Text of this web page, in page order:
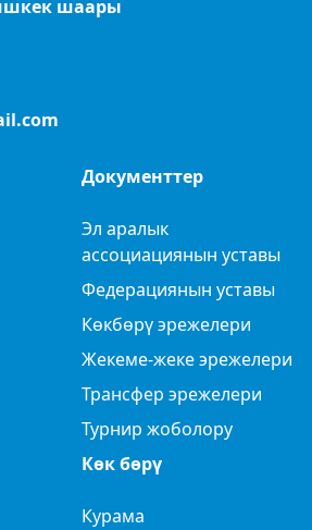
шаары
Документтер
Эл аралык
ассоциациянын уставы
Федерациянын уставы
Көкбөрү эрежелери
Жекеме-жеке эрежелери
Трансфер эрежелери
Турнир жоболору
Көк бөрү
Курама